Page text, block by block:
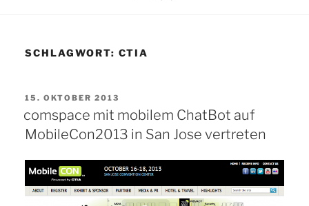
SCHLAGWORT: CTIA
VERÖFFENTLICHT
15. OKTOBER 2013
comspace mit mobilem ChatBot auf
MobileCon2013 in San Jose vertreten